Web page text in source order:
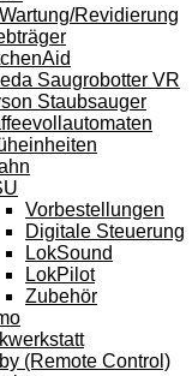
Revidierung
Saugrobotter VR
Staubsauger
Vorbestellungen
Digitale Steuerung
LokSound
LokPilot
Zubehör
(Remote Control)